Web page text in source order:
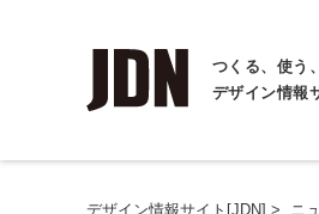
つくる、使う
デザイン情報
デザイン情報サイト[JDN] > ニ